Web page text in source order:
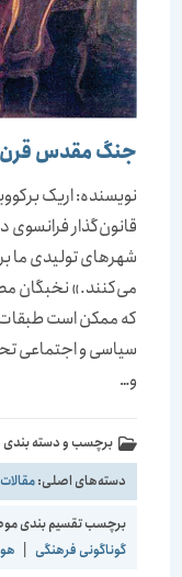
جنگ مقدس قرن
نویسنده: اریک
شهرهای تولیدی ما
می‌کنند.» نخبگان
که ممکن است طبقات
سیاسی و اجتماعی
برچسب و دسته بندی های
دسته‌های اصلی:مقالات
برچسب تقسیم بندی
گوناگونی فرهنگی |